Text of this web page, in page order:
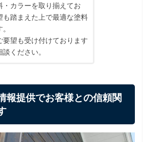
・カラーを取り揃えてお
も踏まえた上で最適な塗料
要望も受け付けております
ください。
報提供でお客様との信頼関